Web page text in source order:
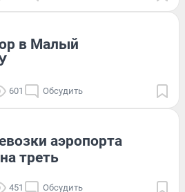
в Малый
601 Обсудить
аэропорта
треть
451 Обсудить